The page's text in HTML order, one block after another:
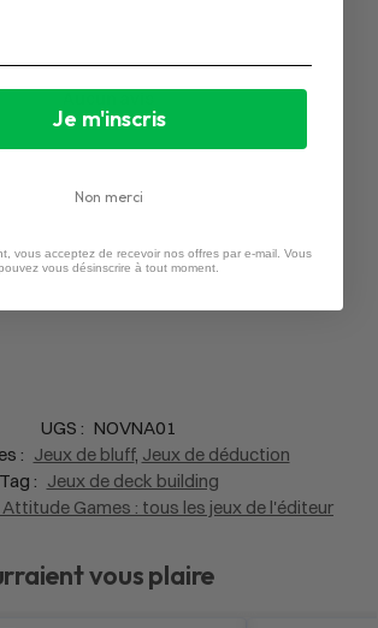
UGS : NOVNA01
: Jeux de bluff, Jeux de déduction
Tag : Jeux de deck building
Attitude Games : tous les jeux de l'éditeur
vous plaire
Je m'inscris
Non merci
vous acceptez de recevoir nos offres par e-mail. Vous
vous désinscrire à tout moment.